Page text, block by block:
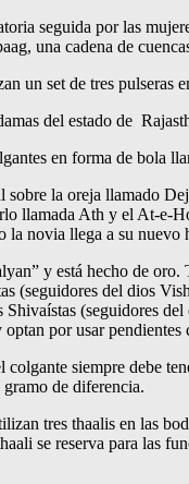
seguida por las
una cadena de
un set de tres
del estado de
en forma de bola
la oreja llamado
llamada Ath y el At-
la novia llega a su nuevo
y está hecho de
(seguidores del dios
(seguidores
por usar pendientes
siempre debe
de diferencia.
tres thaalis en las
se reserva para las